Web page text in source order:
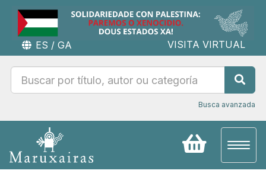
ES / GA VISITA VIRTUAL
Busca avanzada